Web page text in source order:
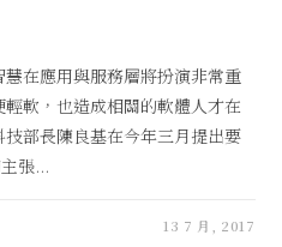
在應用與服務層將扮演非常重
軟，也造成相關的軟體人才在
部長陳良基在今年三月提出要
張...
13 7 月, 2017